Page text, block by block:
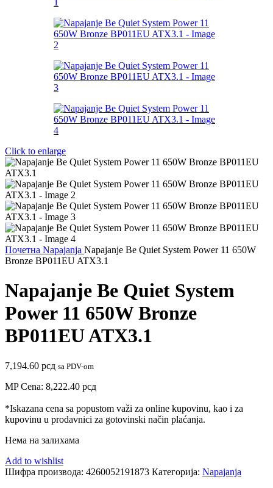
Click to enlarge
Почетна Napajanja Napajanje Be Quiet System Power 11 650W
Bronze BP011EU ATX3.1
Napajanje Be Quiet System
Power 11 650W Bronze
BP011EU ATX3.1
7,194.60 рсд sa PDV-om
MP Cena: 8,222.40 рсд
*Iskazana cena sa popustom važi za online kupovinu, kao i za
kupovinu u prodavnici za gotovinski način plaćanja.
Нема на залихама
Add to wishlist
Шифра производа: 4260052191873 Категорија: Napajanja